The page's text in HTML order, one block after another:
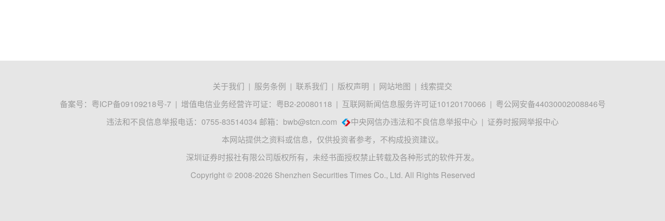
关于我们 | 服务条例 | 联系我们 | 版权声明 | 网站地图 | 线索提交
备案号： 粤ICP备09109218号-7 | 增值电信业务经营许可证：粤B2-20080118 | 互联网新闻信息服务许可证10120170066 | 粤公网安备44030002008846号
违法和不良信息举报电话：0755-83514034 邮箱： bwb@stcn.com 中央网信办违法和不良信息举报中心 | 证券时报网举报中心
本网站提供之资料或信息，仅供投资者参考，不构成投资建议。
深圳证券时报社有限公司版权所有，未经书面授权禁止转载及各种形式的软件开发。
Copyright © 2008-2026 Shenzhen Securities Times Co., Ltd. All Rights Reserved